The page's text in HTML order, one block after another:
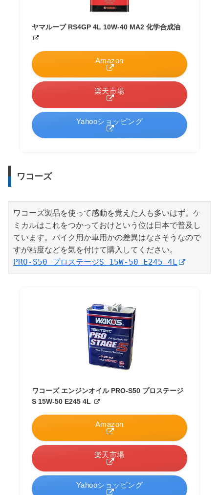
ヤマルーブ RS4GP 4L 10W-40 MA2 化学合成油
Amazon
楽天市場
Yahooショッピング
ワコーズ
ワコーズ製品を使って感動を覚えた人も多いはず。ケ
ミカルはこれをつかっておけという位は日本で普及し
ています。バイク用か車用かの差異はなさそうなので
PRO-S50 プロステージS 15W-50 E245 4L
ワコーズ エンジンオイル PRO-S50 プロステージ
S 15W-50 E245 4L
Amazon
楽天市場
Yahooショッピング